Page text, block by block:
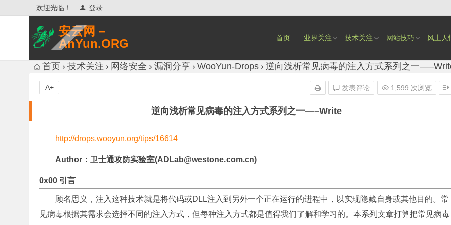
欢迎光临！ 登录
安云网 –
AnYun.ORG
网络安全研究、网络各种猎奇八卦。
首页 业界关注 技术关注 网站技巧 风土人
首页 技术关注 网络安全 漏洞分享 WooYun-Drops 逆向浅析常见病毒的注入方式系列之一
逆向浅析常见病毒的注入方式系列之一—–Write
发表评论 1,599 次浏览
A+
http://drops.wooyun.org/tips/16614
Author：卫士通攻防实验室(ADLab@westone.com.cn)
0x00 引言
顾名思义，注入这种技术就是将代码或DLL注入到另外一个正在运行的进程中，以实现隐藏自身或其他目的。常
见病毒根据其需求会选择不同的注入方式，但每种注入方式都是值得我们了解和学习的。本系列文章打算把常见病毒